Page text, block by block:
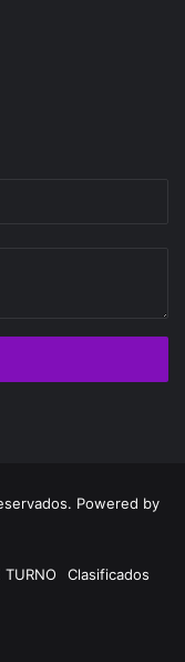
Powered by
TURNO
Clasificados